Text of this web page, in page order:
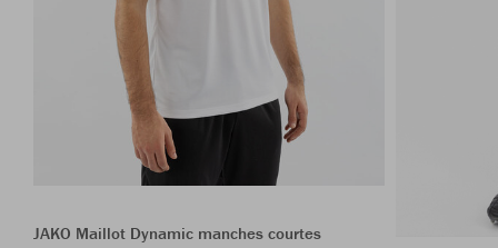
JAKO Maillot Dynamic manches courtes